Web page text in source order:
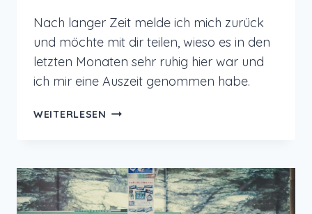
Nach langer Zeit melde ich mich zurück
und möchte mit dir teilen, wieso es in den
letzten Monaten sehr ruhig hier war und
ich mir eine Auszeit genommen habe.
WEITERLESEN MEINE
UND
RUHE
ZU